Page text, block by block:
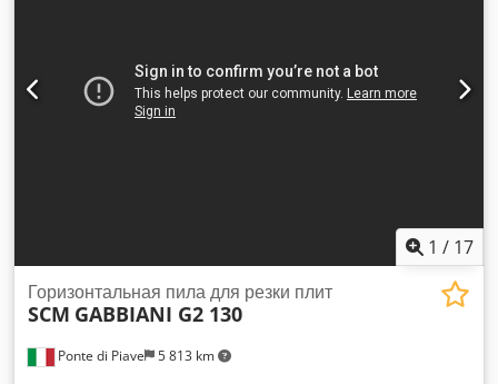
1 / 17
Ponte di Piave 5 813 km
Горизонтальная пила для резки плит
SCM GABBIANI G2 130